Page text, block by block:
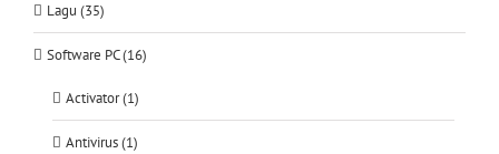
Lagu (35)
Software PC (16)
Activator (1)
Antivirus (1)